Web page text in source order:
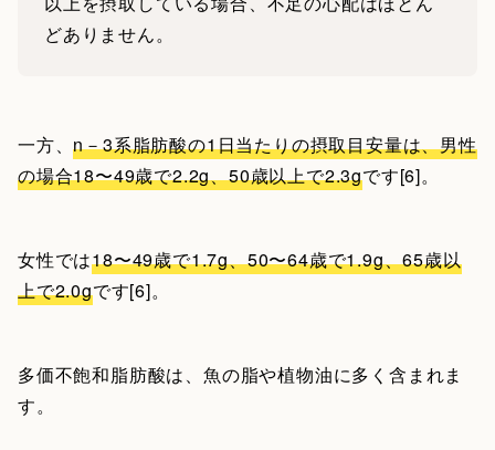
どありません。
一方、n－3系脂肪酸の1日当たりの摂取目安量は、男性
の場合18〜49歳で2.2g、50歳以上で2.3gです[6]。
女性では18〜49歳で1.7g、50〜64歳で1.9g、65歳以
上で2.0gです[6]。
多価不飽和脂肪酸は、魚の脂や植物油に多く含まれま
す。